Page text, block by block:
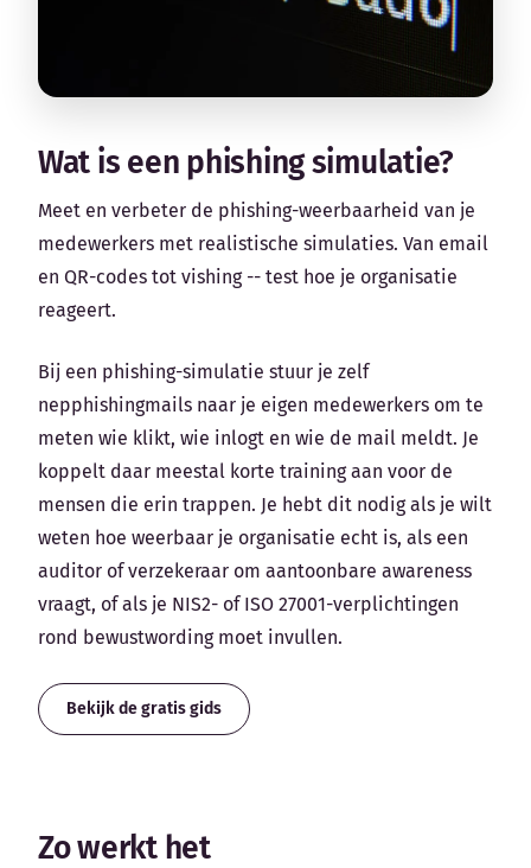
Wat is een phishing simulatie?
Meet en verbeter de phishing-weerbaarheid van je
medewerkers met realistische simulaties. Van email
en QR-codes tot vishing -- test hoe je organisatie
reageert.
Bij een phishing-simulatie stuur je zelf
nepphishingmails naar je eigen medewerkers om te
meten wie klikt, wie inlogt en wie de mail meldt. Je
koppelt daar meestal korte training aan voor de
mensen die erin trappen. Je hebt dit nodig als je wilt
weten hoe weerbaar je organisatie echt is, als een
auditor of verzekeraar om aantoonbare awareness
vraagt, of als je NIS2- of ISO 27001-verplichtingen
rond bewustwording moet invullen.
Bekijk de gratis gids
Zo werkt het